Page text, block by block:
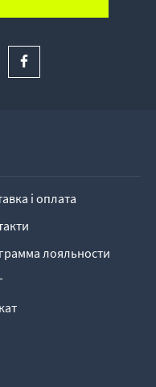
і оплата
лояльности